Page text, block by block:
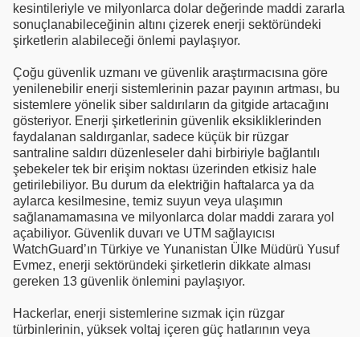
kesintileriyle ve milyonlarca dolar değerinde maddi zararla
sonuçlanabileceğinin altını çizerek enerji sektöründeki
şirketlerin alabileceği önlemi paylaşıyor.
Çoğu güvenlik uzmanı ve güvenlik araştırmacısına göre
yenilenebilir enerji sistemlerinin pazar payının artması, bu
sistemlere yönelik siber saldırıların da gitgide artacağını
gösteriyor. Enerji şirketlerinin güvenlik eksikliklerinden
faydalanan saldırganlar, sadece küçük bir rüzgar
santraline saldırı düzenleseler dahi birbiriyle bağlantılı
şebekeler tek bir erişim noktası üzerinden etkisiz hale
getirilebiliyor. Bu durum da elektriğin haftalarca ya da
aylarca kesilmesine, temiz suyun veya ulaşımın
sağlanamamasına ve milyonlarca dolar maddi zarara yol
açabiliyor. Güvenlik duvarı ve UTM sağlayıcısı
WatchGuard’ın Türkiye ve Yunanistan Ülke Müdürü Yusuf
Evmez, enerji sektöründeki şirketlerin dikkate alması
gereken 13 güvenlik önlemini paylaşıyor.
Hackerlar, enerji sistemlerine sızmak için rüzgar
türbinlerinin, yüksek voltaj içeren güç hatlarının veya